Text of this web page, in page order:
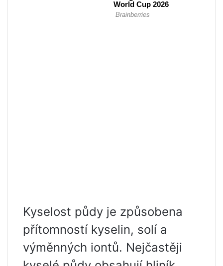
Kyselost půdy je způsobena
přítomností kyselin, solí a
výměnných iontů. Nejčastěji